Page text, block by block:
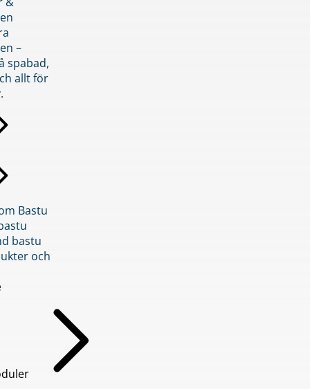
–
spabad,
allt för
Bastu
bastu
och